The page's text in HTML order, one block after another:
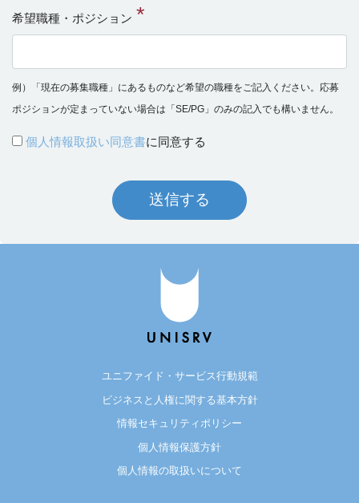
希望職種・ポジション
例）「現在の募集職種」にあるものなど希望の職種をご記入ください。応募
ポジションが定まっていない場合は「SE/PG」のみの記入でも構いません。
個人情報取扱い同意書に同意する
ユニファイド・サービス行動規範
ビジネスと人権に関する基本方針
情報セキュリティポリシー
個人情報保護方針
個人情報の取扱いについて